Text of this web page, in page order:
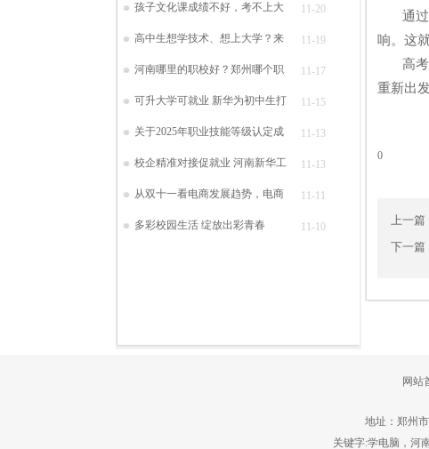
孩子文化课成绩不好，考不上大 11-20
高中生想学技术、想上大学？来 11-19
河南哪里的职校好？郑州哪个职 11-17
可升大学可就业 新华为初中生打 11-15
关于2025年职业技能等级认定成 11-13
校企精准对接促就业 河南新华工 11-13
从双十一看电商发展趋势，电商 11-11
多彩校园生活 绽放出彩青春 11-10
通过单
响。这
高考没
重新出
0
上一篇
下一篇
网站
地址：郑州
关键字:学电脑，河